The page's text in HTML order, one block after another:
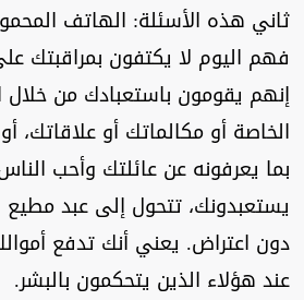
ثاني هذه الأسئلة: الهاتف
فهم اليوم لا يكتفون بمراقبتك
إنهم يقومون باستعبادك من خلال
الخاصة أو مكالماتك أو
بما يعرفونه عن عائلتك وأحب
يستعبدونك، تتحول إلى عبد
دون اعتراض. يعني أنك تدفع
عند هؤلاء الذين يتحكمون بالبشر.